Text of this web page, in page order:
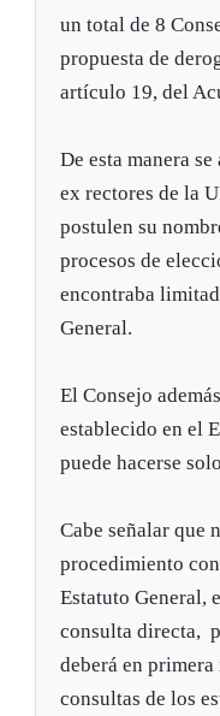
un total de 8
propuesta de
artículo 19, del
De esta manera
ex rectores de la
postulen su
procesos de
encontraba
General.
El Consejo
establecido en el
puede hacerse
Cabe señalar que
procedimiento
Estatuto General,
consulta directa,
deberá en primera
consultas de los